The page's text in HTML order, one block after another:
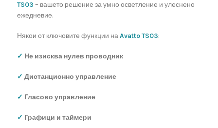
TS03 – вашето решение за умно осветление и улеснено
ежедневие.
Някои от ключовите функции наAvatto TS03:
✓ Не изисква нулев проводник
✓ Дистанционно управление
✓ Гласово управление
✓ Графици и таймери